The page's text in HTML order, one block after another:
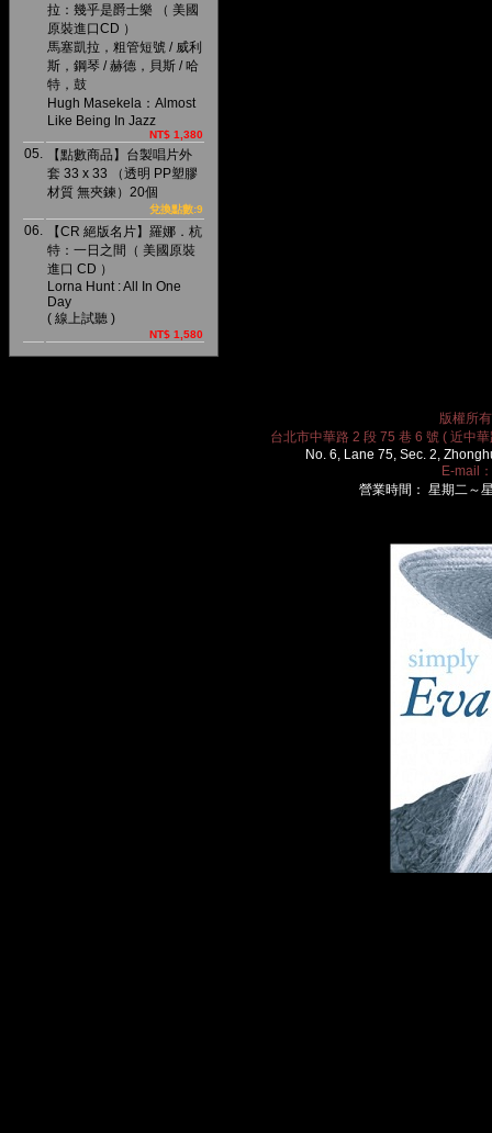
拉：幾乎是爵士樂 （ 美國
原裝進口CD ）
馬塞凱拉，粗管短號 / 威利
斯，鋼琴 / 赫德，貝斯 / 哈
特，鼓
Hugh Masekela：Almost
Like Being In Jazz
NT$ 1,380
05.
【點數商品】台製唱片外
套 33 x 33 （透明 PP塑膠
材質 無夾鍊）20個
兌換點數:9
06.
【CR 絕版名片】羅娜．杭
特：一日之間（ 美國原裝
進口 CD ）
Lorna Hunt : All In One
Day
( 線上試聽 )
NT$ 1,580
版權所
台北市中華路 2 段 75 巷 6 號 ( 近中
No. 6, Lane 75, Sec. 2,
E-mail：
營業時間： 星期二～